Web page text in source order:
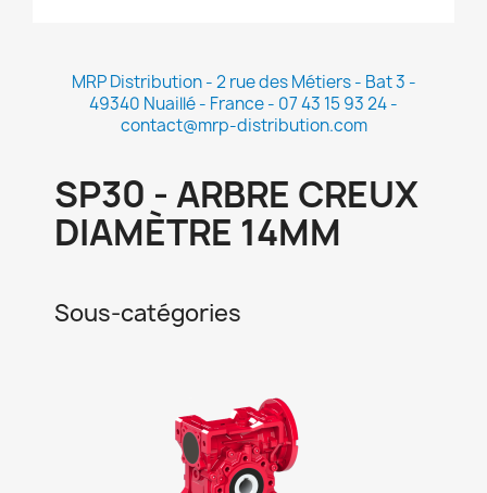
MRP Distribution - 2 rue des Métiers - Bat 3 -
49340 Nuaillé - France - 07 43 15 93 24 -
contact@mrp-distribution.com
SP30 - ARBRE CREUX
DIAMÈTRE 14MM
Sous-catégories